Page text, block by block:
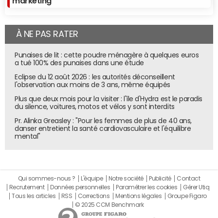
toute la chaîne de valeur nous permet de démultiplier
comme le facilitateur des séjours à la montagne.
Cette stratégie vous permet aussi d'apporter une
réponse à l'essor du tourisme collaboratif….
En effet, car avec Travelski, au bout, il y a un professionnel,
qui vous attend avec la clé même lorsque vous êtes
retardé sur la route et qui reste disponible toute la
semaine. Ce point de contact, cette personnalisation et,
globalement, le fait que nous ne fournissons pas juste
CtoC. Or ce dernier segment occupe bien 30% du
marché de l'hébergement à la montagne, en regroupant
le CtoC visible – en particulier via Airbnb, Abritel-
Homelidays et Leboncoin – et le CtoC invisible.
À NE PAS RATER
Punaises de lit : cette poudre ménagère à quelques euros
a tué 100% des punaises dans une étude
Eclipse du 12 août 2026 : les autorités déconseillent
l'observation aux moins de 3 ans, même équipés
Plus que deux mois pour la visiter : l'île d'Hydra est le paradis
du silence, voitures, motos et vélos y sont interdits
Pr. Alinka Greasley : "Pour les femmes de plus de 40 ans,
danser entretient la santé cardiovasculaire et l'équilibre
mental"
Qui sommes-nous ? L'équipe Notre société Publicité
Contact
Recrutement
Données personnelles Paramétrer les cookies
Gérer Utiq
Tous les articles
RSS Corrections Mentions légales
Groupe Figaro
© 2025 CCM Benchmark